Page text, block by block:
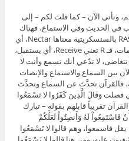
ونأتي الآن – كما قلت لكم – إلى
في الحديث وفي الاستماع، فهناك
كلمة واحدة وهى RASA كما يقولون، وRASA بالسنسكريتية معناها Nectar، أي
الرحيق، لكن RASA مُختصر طبعاً لأربع كلمات، فـ R تعني Receive، أي يستقبل،
لا تدّعي أنك تسمع وأنت لا
بين السماع والاستماع والإنصات
فالقرآن تحدَّث عن السماع وتحدَّث
فصلت وَقَالَ الَّذِينَ كَفَرُوا لا تَسْمَعُوا
تقريباً قابلهم بقوله – تبارك
فَاسْتَمِعُواْ لَهُ وَأَنصِتُواْ لَعَلَّكُمْ
فاسمعوا، وهم قالوا لا تَسْمَعُوا